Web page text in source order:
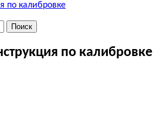
по калибровке
по калибровке